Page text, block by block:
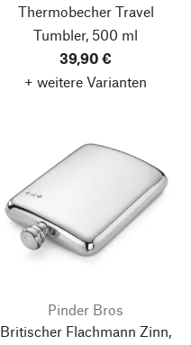
Thermobecher Travel
Tumbler, 500 ml
39,90 €
+ weitere Varianten
Pinder Bros
Britischer Flachmann Zinn,